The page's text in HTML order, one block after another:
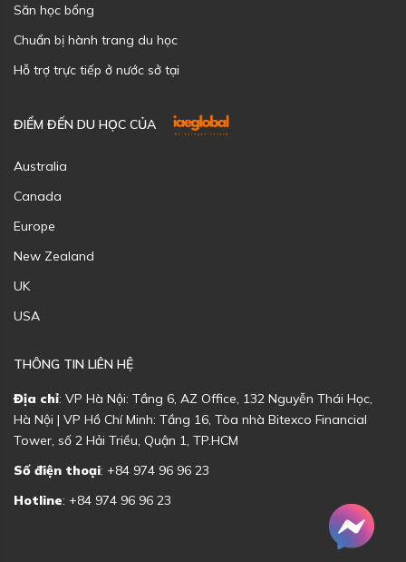
Săn học bổng
Chuẩn bị hành trang du học
Hỗ trợ trực tiếp ở nước sở tại
ĐIỂM ĐẾN DU HỌC CỦA
Australia
Canada
Europe
New Zealand
UK
USA
THÔNG TIN LIÊN HỆ
Địa chỉ: VP Hà Nội: Tầng 6, AZ Office, 132 Nguyễn Thái Học,
Hà Nội | VP Hồ Chí Minh: Tầng 16, Tòa nhà Bitexco Financial
Tower, số 2 Hải Triều, Quận 1, TP.HCM
Số điện thoại: +84 974 96 96 23
Hotline: +84 974 96 96 23